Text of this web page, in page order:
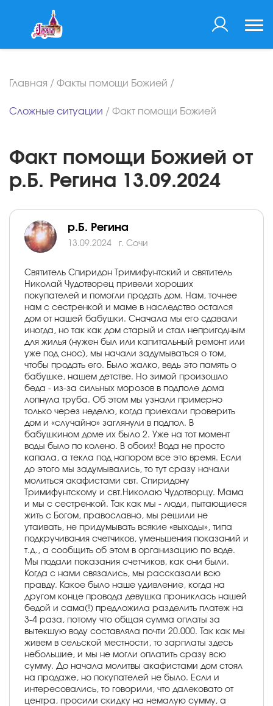
Главная / Факты помощи Божией /
Сложные ситуации / Факт помощи Божией
Факт помощи Божией от
р.Б. Регина 13.09.2024
р.Б. Регина
13.09.2024 г. Сочи
Святитель Спиридон Тримифунтский и святитель
Николай Чудотворец привели хороших
покупателей и помогли продать дом. Нам, точнее
нам с сестренкой и маме в наследство остался
дом от нашей бабушки. Сначала мы его сдавали
иногда, но так как дом старый и стал непригодным
для жилья (нужен был или капитальный ремонт или
уже под снос), мы начали задумываться о том,
чтобы продать его. Было жалко, ведь это память о
бабушке, нашем детстве. Но зимой произошло
беда - из-за сильных морозов в подполе дома
лопнула труба. Об этом мы узнали примерно
только через неделю, когда приехали проверить
дом и «случайно» заглянули в подпол. В
бабушкином доме их было 2. Уже на тот момент
воды было по колено. В обоих! Вода не просто
капала, а текла под напором все это время. Если
до этого мы задумывались, то тут сразу начали
молиться акафистами свт. Спиридону
Тримифунтскому и свт.Николаю Чудотворцу. Мама
и мы с сестренкой. Так как мы - люди, пытающиеся
жить с Богом, православно, мы решили не
утаивать, не придумывать всякие «выходы», типа
подкручивания счетчиков, уменьшения показаний и
т.д., а сообщить об этом в организацию по воде.
Мы подали показания счетчиков, как они были.
Когда с нами связались, мы рассказали всю
правду. Какое было наше удивление, когда на
другом конце провода девушка прониклась нашей
бедой и сама(!) предложила разделить платеж на
3-4 раза, потому что общая сумма оплаты за
вытекшую воду составляла почти 20.000. Так как мы
живем в сельской местности, то зарплаты здесь
небольшие, и мы не могли оплатить сразу всю
сумму. До начала молитвы акафистами дом стоял
на продаже, но покупателей не было. Если и
интересовались, то говорили, что далековато от
центра, просили скидку на немалую сумму, а